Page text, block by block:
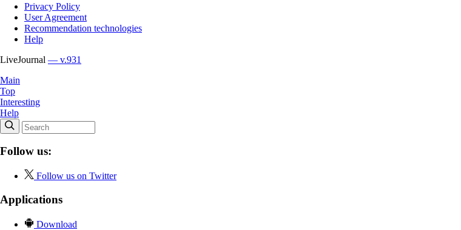
Privacy Policy
User Agreement
Recommendation technologies
Help
LiveJournal — v.931
Main
Top
Interesting
Help
Follow us:
Follow us on Twitter
Applications
Download